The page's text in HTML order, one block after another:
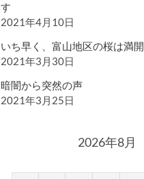
す
2021年4月10日
いち早く、富山地区の桜は満開
2021年3月30日
暗闇から突然の声
2021年3月25日
2026年8月